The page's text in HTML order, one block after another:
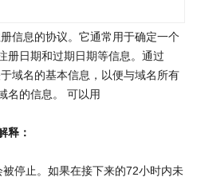
信息的协议。它通常用于确定一个
册日期和过期日期等信息。通过
于域名的基本信息，以便与域名所有
名的信息。 可以用
释：
停止。如果在接下来的72小时内未